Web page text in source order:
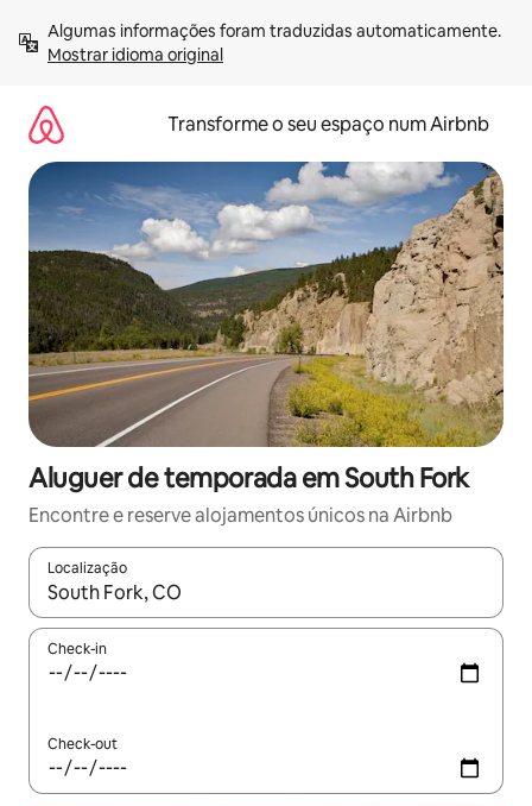
para
Mostrar idioma original
Transforme o seu espaço num Airbnb
Aluguer de temporada em South Fork
Encontre e reserve alojamentos únicos na Airbnb
Localização
Quando os resultados estiverem disponíveis, navegue com
Check-in
Check-out